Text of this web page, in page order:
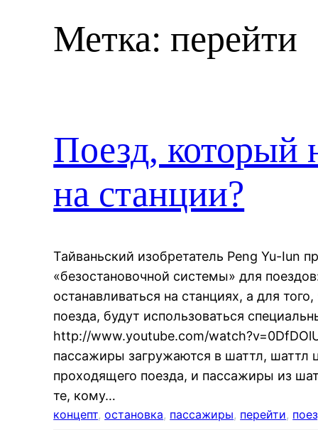
Метка: перейти
Поезд, который
на станции?
Тайваньский изобретатель Peng Yu-Iun
«безостановочной системы» для
останавливаться на станциях, а для
поезда, будут использоваться
http://www.youtube.com/
пассажиры загружаются в шаттл, шаттл
проходящего поезда, и пассажиры из
те, кому…
концепт, остановка, пассажиры, перейти,